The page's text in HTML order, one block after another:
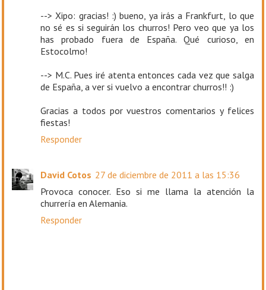
--> Xipo: gracias! :) bueno, ya irás a Frankfurt, lo que
no sé es si seguirán los churros! Pero veo que ya los
has probado fuera de España. Qué curioso, en
Estocolmo!
--> M.C. Pues iré atenta entonces cada vez que salga
de España, a ver si vuelvo a encontrar churros!! :)
Gracias a todos por vuestros comentarios y felices
fiestas!
Responder
David Cotos 27 de diciembre de 2011 a las 15:36
Provoca conocer. Eso si me llama la atención la
churrería en Alemania.
Responder